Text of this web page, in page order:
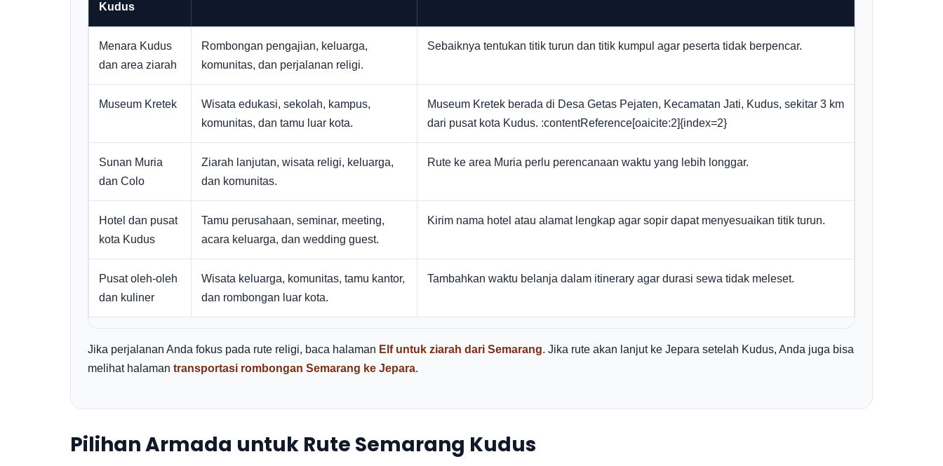
Kudus
Menara Kudus
dan area ziarah
Rombongan pengajian, keluarga,
komunitas, dan perjalanan religi.
Sebaiknya tentukan titik turun dan titik kumpul agar peserta tidak berpencar.
Museum Kretek
Wisata edukasi, sekolah, kampus,
komunitas, dan tamu luar kota.
Museum Kretek berada di Desa Getas Pejaten, Kecamatan Jati, Kudus, sekitar 3 km
dari pusat kota Kudus. :contentReference[oaicite:2]{index=2}
Sunan Muria
dan Colo
Ziarah lanjutan, wisata religi, keluarga,
dan komunitas.
Rute ke area Muria perlu perencanaan waktu yang lebih longgar.
Hotel dan pusat
kota Kudus
Tamu perusahaan, seminar, meeting,
acara keluarga, dan wedding guest.
Kirim nama hotel atau alamat lengkap agar sopir dapat menyesuaikan titik turun.
Pusat oleh-oleh
dan kuliner
Wisata keluarga, komunitas, tamu kantor,
dan rombongan luar kota.
Tambahkan waktu belanja dalam itinerary agar durasi sewa tidak meleset.
Jika perjalanan Anda fokus pada rute religi, baca halaman Elf untuk ziarah dari Semarang. Jika rute akan lanjut ke Jepara setelah Kudus, Anda juga bisa
melihat halaman transportasi rombongan Semarang ke Jepara.
Pilihan Armada untuk Rute Semarang Kudus